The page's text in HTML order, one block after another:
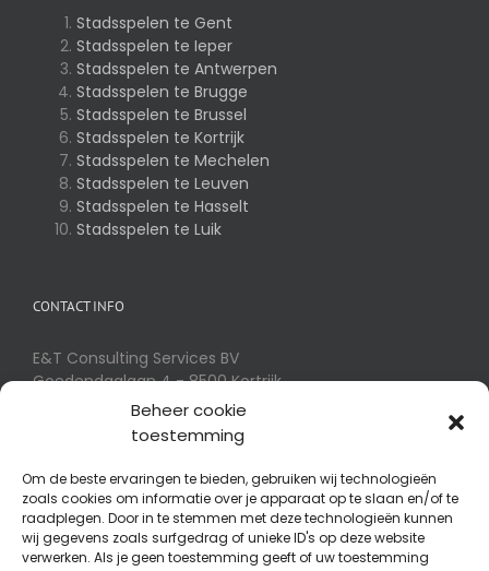
Beheer cookie
toestemming
Om de beste ervaringen te bieden, gebruiken wij technologieën
zoals cookies om informatie over je apparaat op te slaan en/of te
raadplegen. Door in te stemmen met deze technologieën kunnen
wij gegevens zoals surfgedrag of unieke ID's op deze website
verwerken. Als je geen toestemming geeft of uw toestemming
Stadsspelen te Gent
Stadsspelen te Ieper
Stadsspelen te Antwerpen
Stadsspelen te Brugge
Stadsspelen te Brussel
Stadsspelen te Kortrijk
Stadsspelen te Mechelen
Stadsspelen te Leuven
Stadsspelen te Hasselt
Stadsspelen te Luik
CONTACT INFO
E&T Consulting Services BV
Goedendaglaan 4 - 8500 Kortrijk
056 32 54 01
info@eotm.be
SPIN-OFFS
RallyConcepts